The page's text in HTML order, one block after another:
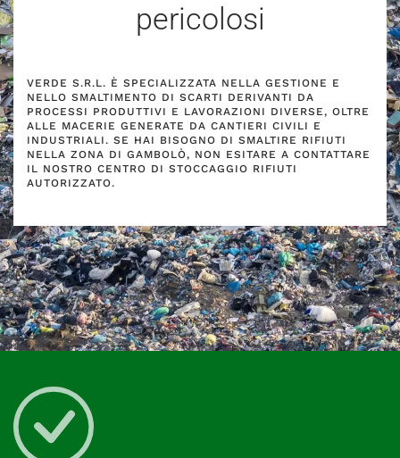
pericolosi
VERDE S.R.L. È SPECIALIZZATA NELLA GESTIONE E
NELLO SMALTIMENTO DI SCARTI DERIVANTI DA
PROCESSI PRODUTTIVI E LAVORAZIONI DIVERSE, OLTRE
ALLE MACERIE GENERATE DA CANTIERI CIVILI E
INDUSTRIALI. SE HAI BISOGNO DI SMALTIRE RIFIUTI
NELLA ZONA DI GAMBOLÒ, NON ESITARE A CONTATTARE
IL NOSTRO CENTRO DI STOCCAGGIO RIFIUTI
AUTORIZZATO.